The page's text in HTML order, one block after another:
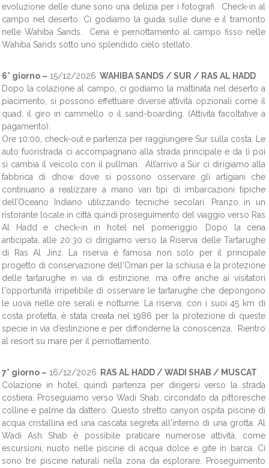
evoluzione delle dune sono una delizia per i fotografi. Check-in al
campo nel deserto. Ci godiamo la guida sulle dune e il tramonto
nelle Wahiba Sands. Cena e pernottamento al campo fisso nelle
Wahiba Sands sotto uno splendido cielo stellato.
6° giorno – 15/12/2026 WAHIBA SANDS / SUR / RAS AL HADD
Dopo la colazione al campo, ci godiamo la mattinata nel deserto a
piacimento, si possono effettuare ​​diverse attività opzionali come il
quad, il giro in cammello o il sand-boarding. (Attività facoltative a
pagamento).
Ore 10:00, check-out e partenza per raggiungere Sur sulla costa. Le
auto fuoristrada ci accompagnano alla strada principale e da lì poi
si cambia il veicolo con il pullman. All’arrivo a Sur ci dirigiamo alla
fabbrica di dhow dove si possono osservare gli artigiani che
continuano a realizzare a mano vari tipi di imbarcazioni tipiche
dell’Oceano Indiano utilizzando tecniche secolari. Pranzo in un
ristorante locale in città quindi proseguimento del viaggio verso Ras
Al Hadd e check-in in hotel nel pomeriggio. Dopo la cena
anticipata, alle 20:30 ci dirigiamo verso la Riserva delle Tartarughe
di Ras Al Jinz. La riserva è famosa non solo per il principale
progetto di conservazione dell'Oman per la schiusa e la protezione
delle tartarughe in via di estinzione, ma offre anche ai visitatori
l'opportunità irripetibile di osservare le tartarughe che depongono
le uova nelle ore serali e notturne. La riserva, con i suoi 45 km di
costa protetta, è stata creata nel 1986 per la protezione di queste
specie in via d’estinzione e per diffonderne la conoscenza. Rientro
al resort su mare per il pernottamento.
7° giorno – 16/12/2026 RAS AL HADD / WADI SHAB / MUSCAT
Colazione in hotel, quindi partenza per dirigersi verso la strada
costiera. Proseguiamo verso Wadi Shab, circondato da pittoresche
colline e palme da dattero. Questo stretto canyon ospita piscine di
acqua cristallina ed una cascata segreta all'interno di una grotta. Al
Wadi Ash Shab è possibile praticare numerose attività, come
escursioni, nuoto nelle piscine di acqua dolce e gite in barca. Ci
sono tre piscine naturali nella zona da esplorare. Proseguimento